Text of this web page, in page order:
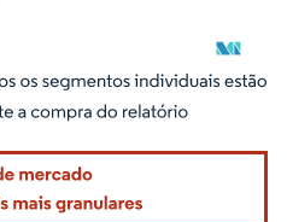
requer atribuição conforme CC BY 4.0.